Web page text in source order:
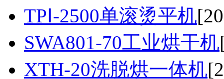
TPⅠ-2500单滚烫平机
SWA801-70工业烘干机
XTH-20洗脱烘一体机